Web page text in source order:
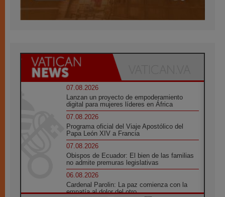
07.08.2026
Lanzan un proyecto de empoderamiento
digital para mujeres líderes en África
07.08.2026
Programa oficial del Viaje Apostólico del
Papa León XIV a Francia
07.08.2026
Obispos de Ecuador: El bien de las familias
no admite premuras legislativas
06.08.2026
Cardenal Parolin: La paz comienza con la
empatía al dolor del otro